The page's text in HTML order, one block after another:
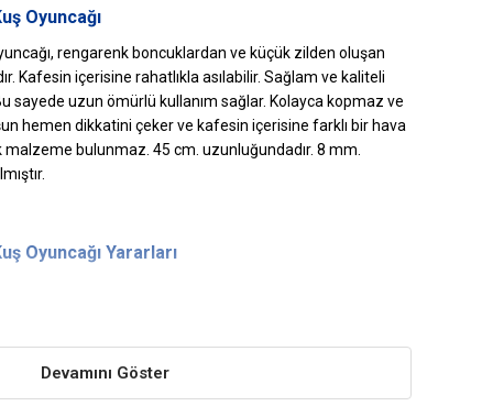
Oyuncağı
rengarenk boncuklardan ve küçük zilden oluşan
Kafesin içerisine rahatlıkla asılabilir. Sağlam ve kaliteli
sayede uzun ömürlü kullanım sağlar. Kolayca kopmaz ve
hemen dikkatini çeker ve kafesin içerisine farklı bir hava
malzeme bulunmaz. 45 cm. uzunluğundadır. 8 mm.
Oyuncağı Yararları
Devamını Göster